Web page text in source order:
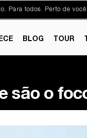
Para todos. Perto de você.
BLOG TOUR
são o